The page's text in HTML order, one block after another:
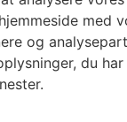
med
og
du